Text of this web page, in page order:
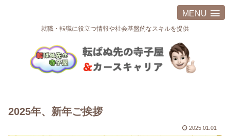
MENU
就職・転職に役立つ情報や社会基盤的なスキルを提供
2025年、新年ご挨拶
2025.01.01